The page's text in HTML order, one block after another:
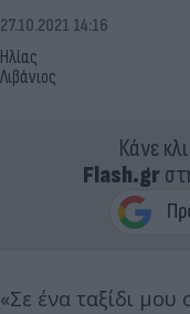
Ηλίας
Λιβάνιος
27.10.2021 14:16
Κάνε
Flash.gr
«Σε ένα ταξίδι